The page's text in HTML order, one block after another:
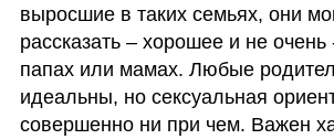
выросшие в таких семьях, они
рассказать – хорошее и не очень
папах или мамах. Любые
идеальны, но сексуальная
совершенно ни при чем. Важен